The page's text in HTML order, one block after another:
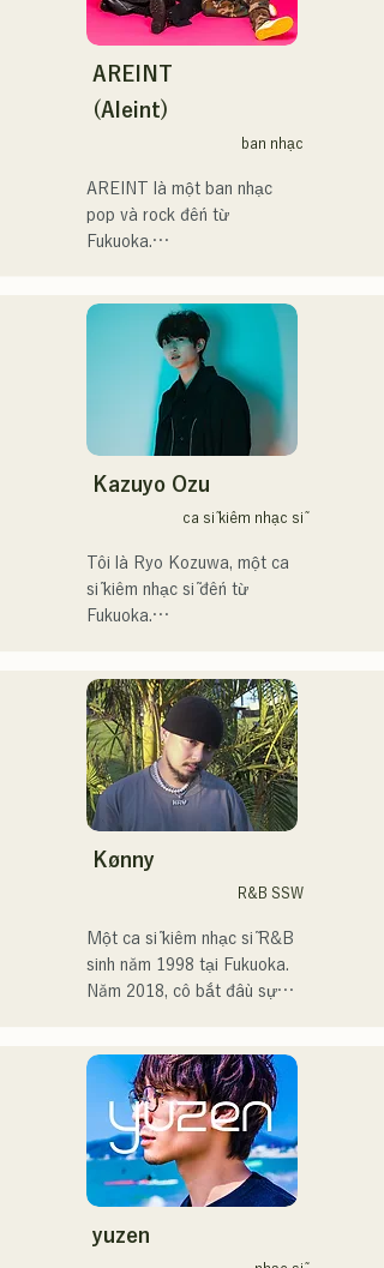
DJ、金鷲旗、山笠関連イベ
ント、地域イベント、
summit)、福岡市武道館オー
プニング記念イベント,結婚
式様々な分野で活動。
す。
アーティストの日本人父と
アメリカ人母から生まれた
2025年11月22日にはファー
催。
Hãy cùng thưởng thức
những bài hát vui nhộn
nhưng cũng có phần u sầu
của họ dựa trên tiểu thuyết!
AREINT
(Aleint)
ban nhạc
AREINT là một ban nhạc
pop và rock đến từ
Fukuoka.
hát mạnh mẽ, trẻ trung và
độc đáo của tay bass
SEIYA và tay trống SHO,
tạo nên một âm thanh rock
bắt tai nhưng quen thuộc,
mang đậm dấu ấn riêng của
AREINT.
nhạc nền mở đầu cho
chương trình "KBC Radio
Hawks Live 2024".
Kazuyo Ozu
ca sĩ kiêm nhạc sĩ
Tôi là Ryo Kozuwa, một ca
sĩ kiêm nhạc sĩ đến từ
Fukuoka.
động ở Tokyo, biểu diễn
trên đường phố, trên TikTok
và tại các sự kiện!
Tôi yêu âm nhạc từ khi còn
nhỏ.
và quyết định trở thành ca
sĩ.
người.
・Giải thưởng lớn của
CampusCollection 2022
・Bài hát gốc "Pudding"
của tôi sẽ được sử dụng
Đài phát thanh KBC vào
Kønny
R&B SSW
Một ca sĩ kiêm nhạc sĩ R&B
sinh năm 1998 tại Fukuoka.
Năm 2018, cô bắt đầu sự
Tam là MAVRIQ (trước đây
là MELTY LOUNGE).
Năm 2022, cô bắt đầu hoạt
động solo với nghệ danh
Kønny.
Kết hợp âm nhạc R&B của
những năm 90 và 2000 đã
yuzen